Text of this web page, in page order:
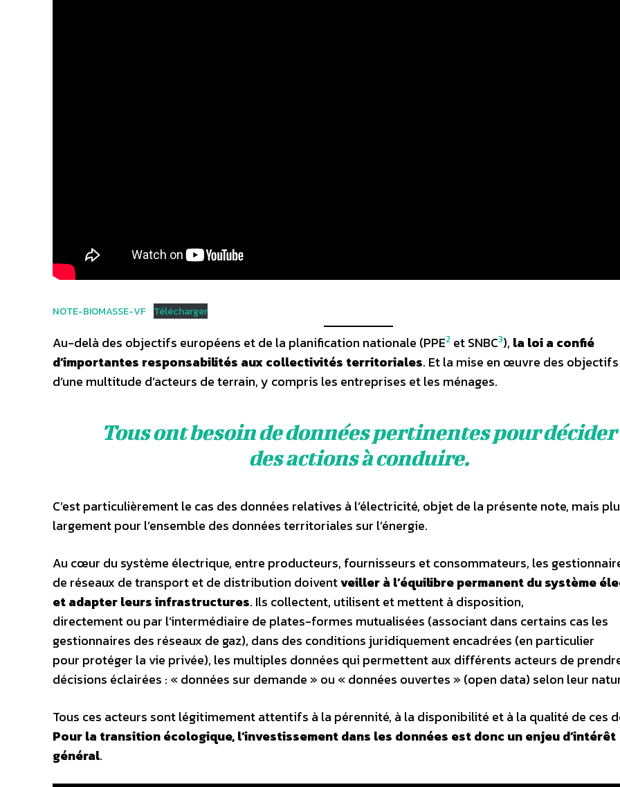
NOTE-BIOMASSE-VF Télécharger
Au-delà des objectifs européens et de la planification nationale (PPE2 et SNBC3), la loi a confié
d’importantes responsabilités aux collectivités territoriales. Et la mise en œuvre des
d’une multitude d’acteurs de terrain, y compris les entreprises et les ménages.
Tous ont besoin de données pertinentes pour décider
des actions à conduire.
C’est particulièrement le cas des données relatives à l’électricité, objet de la présente note, mais
largement pour l’ensemble des données territoriales sur l’énergie.
Au cœur du système électrique, entre producteurs, fournisseurs et consommateurs, les
de réseaux de transport et de distribution doiventveiller à l’équilibre permanent du système
et adapter leurs infrastructures. Ils collectent, utilisent et mettent à disposition,
directement ou par l’intermédiaire de plates-formes mutualisées (associant dans certains cas les
gestionnaires des réseaux de gaz), dans des conditions juridiquement encadrées (en particulier
pour protéger la vie privée), les multiples données qui permettent aux différents acteurs de
décisions éclairées : « données sur demande » ou « données ouvertes » (open data) selon leur
Tous ces acteurs sont légitimement attentifs à la pérennité, à la disponibilité et à la qualité de ces
Pour la transition écologique, l’investissement dans les données est donc un enjeu d’intérêt
général.